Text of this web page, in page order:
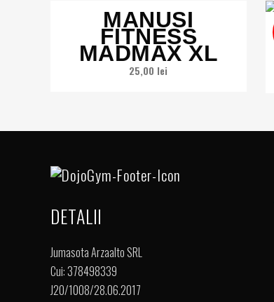
MANUSI
FITNESS
MADMAX XL
25,00 lei
DETALII
Jumasota Arzaalto SRL
Cui: 378498339
J20/1008/28.06.2017